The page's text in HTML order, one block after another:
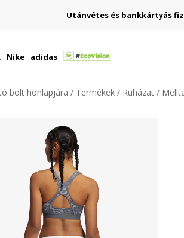
Utánvétes és bankkártyás
Nike adidas
bolt honlapjára Termékek Ruházat